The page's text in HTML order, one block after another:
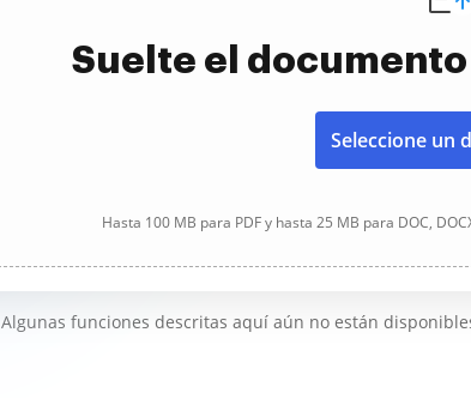
Suelte el
Seleccione un
Hasta 100 MB para PDF y hasta 25 MB para DOC, DOCX,
Algunas funciones descritas aquí aún no están